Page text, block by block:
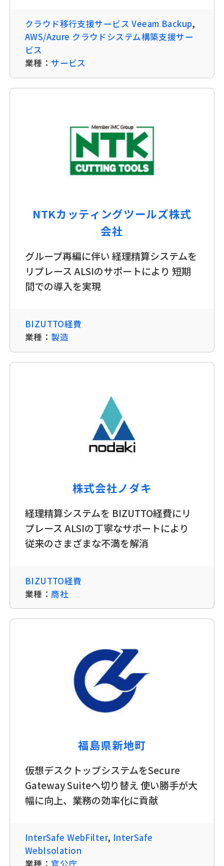
クラウド移行支援サービス Veeam Backup,
AWS/Azure クラウドシステム構築支援サー
ビス
業種：サービス
NTKカッティングツールズ株式
会社
グループ再編に伴い 経理精算システムを
リプレース ALSIのサポートにより 短期
間での導入を実現
BIZUTTO経費
業種： 製造
株式会社ノダキ
経理精算システムを BIZUTTO経費にリ
プレース ALSIの丁寧なサポートにより
従来のさまざまな不満を解消
BIZUTTO経費
業種： 商社
福島県新地町
仮想デスクトップシステムをSecure
Gateway Suiteへ切り替え 使い勝手が大
幅に向上、業務の効率化に貢献
InterSafe WebFilter, InterSafe
WebIsolation